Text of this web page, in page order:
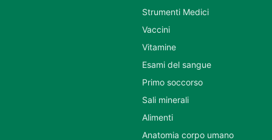
Strumenti Medici
Vaccini
Vitamine
Esami del sangue
Primo soccorso
Sali minerali
Alimenti
Anatomia corpo umano